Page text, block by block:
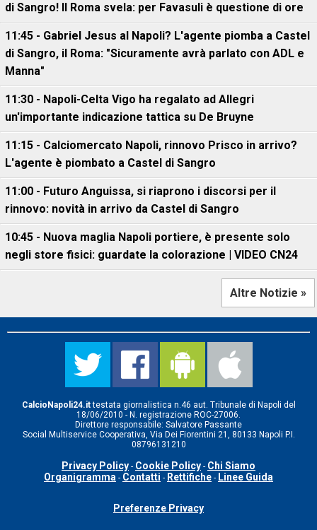
di Sangro! Il Roma svela: per Favasuli è questione di ore
11:45 - Gabriel Jesus al Napoli? L'agente piomba a Castel
di Sangro, il Roma: "Sicuramente avrà parlato con ADL e
Manna"
11:30 - Napoli-Celta Vigo ha regalato ad Allegri
un'importante indicazione tattica su De Bruyne
11:15 - Calciomercato Napoli, rinnovo Prisco in arrivo?
L'agente è piombato a Castel di Sangro
11:00 - Futuro Anguissa, si riaprono i discorsi per il
rinnovo: novità in arrivo da Castel di Sangro
10:45 - Nuova maglia Napoli portiere, è presente solo
negli store fisici: guardate la colorazione | VIDEO CN24
Altre Notizie »
CalcioNapoli24.ittestata giornalistica n.46 aut. Tribunale di Napoli del
18/06/2010 - N. registrazione ROC-27006.
Direttore responsabile: Salvatore Passante
Social Multiservice Cooperativa, Via Dei Fiorentini 21, 80133 Napoli P.I.
08796131210
Privacy Policy - Cookie Policy - Chi Siamo
Organigramma - Contatti - Rettifiche - Linee Guida
Preferenze Privacy